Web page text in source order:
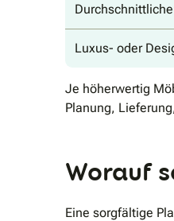
Luxus- oder
Je höherwertig
Planung,
Worauf
Eine sorgfältige